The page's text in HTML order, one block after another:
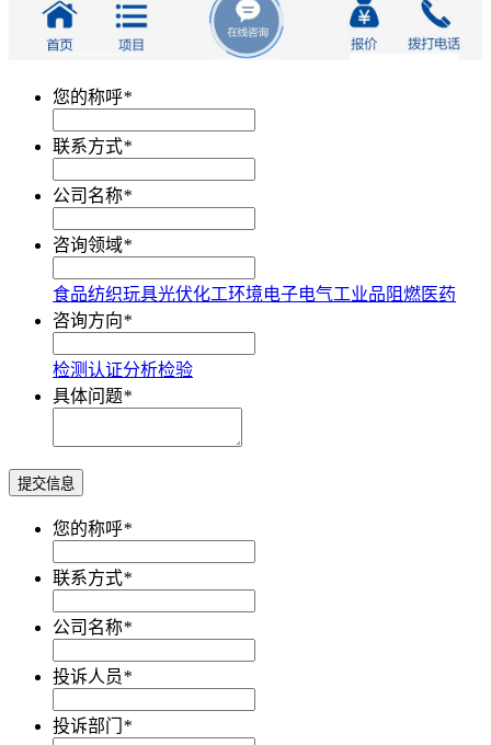
您的称呼*
联系方式*
公司名称*
咨询领域*
食品纺织玩具光伏化工环境电子电气工业品 阻燃医药
咨询方向*
检测认证分析检验
具体问题*
提交信息
您的称呼*
联系方式*
公司名称*
投诉人员*
投诉部门 *